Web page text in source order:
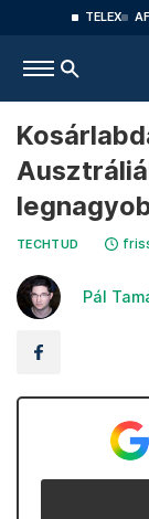
TELEX
TECHTUD
Pál